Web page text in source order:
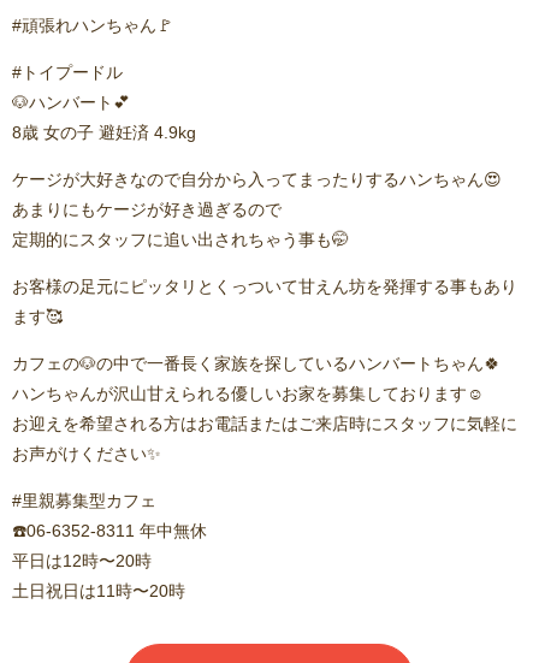
#頑張れハンちゃん🚩
#トイプードル
🐶ハンバート💕
8歳 女の子 避妊済 4.9kg
ケージが大好きなので自分から入ってまったりするハンちゃん😍
あまりにもケージが好き過ぎるので
定期的にスタッフに追い出されちゃう事も🤭
お客様の足元にピッタリとくっついて甘えん坊を発揮する事もあり
ます🥰
カフェの🐶の中で一番長く家族を探しているハンバートちゃん🍀
ハンちゃんが沢山甘えられる優しいお家を募集しております☺️
お迎えを希望される方はお電話またはご来店時にスタッフに気軽に
お声がけください✨
#里親募集型カフェ
☎️06-6352-8311 年中無休
平日は12時〜20時
土日祝日は11時〜20時